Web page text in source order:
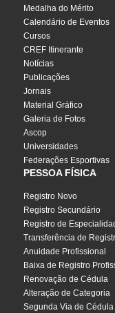
Medalha do Mérito
Calendário de Eventos
Cursos
CREF Itinerante
Notícias
Publicações
Jornais
Material Gráfico
Galeria de Fotos
Ascop
Universidades
Federações Esportivas
PESSOA FÍSICA
Registro Novo
Registro Secundário
Registro de
Transferência de
Anuidade Profissional
Baixa de Registro
Renovação de Cédula
Alteração de Categoria
Segunda Via de Cédula